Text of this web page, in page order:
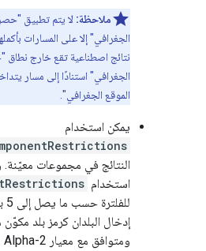
ملاحظة: لا يتم تطبيق
الجغرافي" إلا على المسارات
نتائج اصطناعية تقع خارج نطاق
الجغرافي" استنادًا إلى مسار
الموقع الجغرافي".
يمكن استخدام
النتائج في مجموعات
استخدام
إدخال البلدان كرمز بلد